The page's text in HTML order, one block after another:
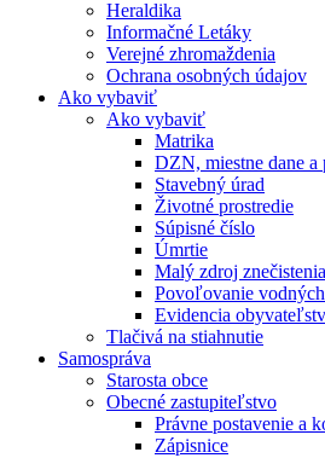
Heraldika
Informačné Letáky
Verejné zhromaždenia
Ochrana osobných údajov
Ako vybaviť
Ako vybaviť
Matrika
DZN, miestne dane
Stavebný úrad
Životné prostredie
Súpisné číslo
Úmrtie
Malý zdroj
Povoľovanie
Evidencia
Tlačivá na stiahnutie
Samospráva
Starosta obce
Obecné zastupiteľstvo
Právne postavenie a
Zápisnice